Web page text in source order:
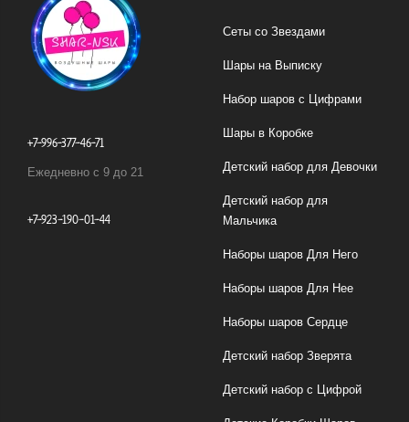
+7-996-377-46-71
Ежедневно с 9 до 21
+7-923-190-01-44
Сеты со Звездами
Шары на Выписку
Набор шаров с Цифрами
Шары в Коробке
Детский набор для Девочки
Детский набор для
Мальчика
Наборы шаров Для Него
Наборы шаров Для Нее
Наборы шаров Сердце
Детский набор Зверята
Детский набор с Цифрой